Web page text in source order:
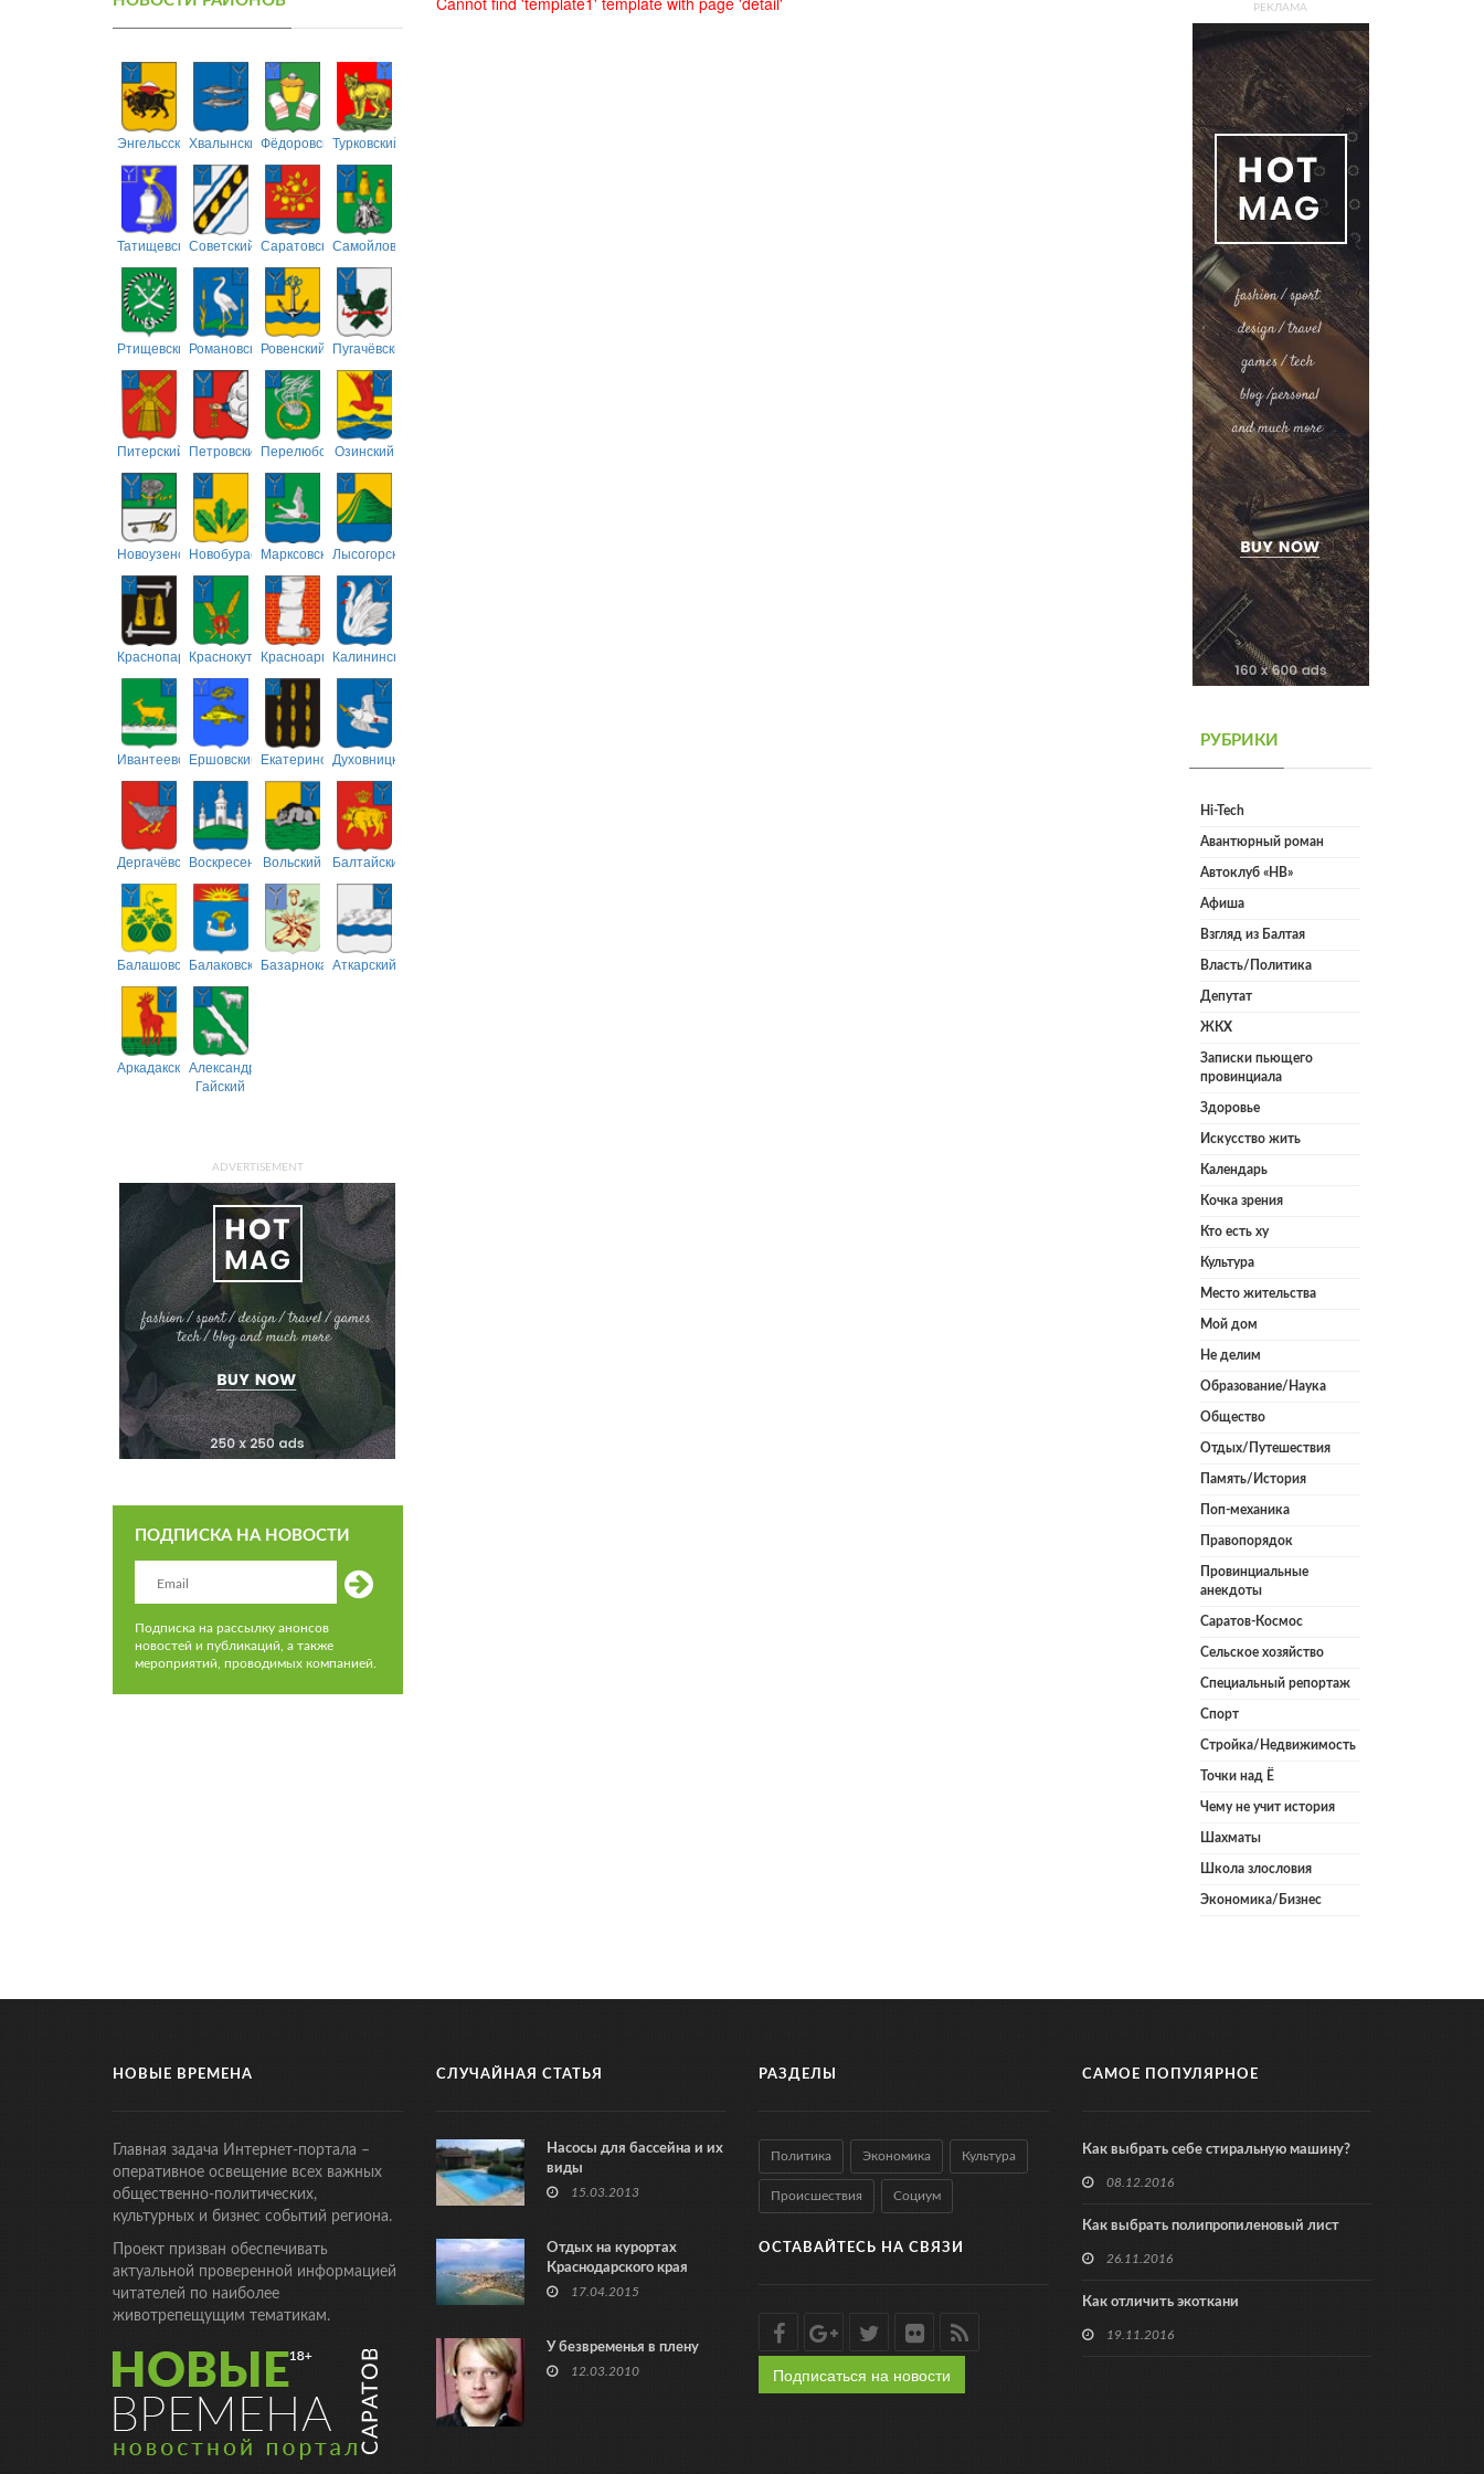
ЭнгельсскийХвалынскийФёдоровскийТурковский
ТатищевскийСоветский СаратовскийСамойловский
РтищевскийРомановскийРовенский Пугачёвский
Питерский ПетровскийПерелюбскийОзинский
НовоузенскийНовобурасскийМарксовскийЛысогорский
Краснопартизанский
КраснокутскийКрасноармейский
Калининский
ИвантеевскийЕршовский ЕкатериновскийДуховницкий
ДергачёвскийВоскресенскийВольский Балтайский
БалашовскийБалаковскийБазарнокарабулакский
Аткарский
АркадакскийАлександрово-
Гайский
ADVERTISEMENT
ПОДПИСКА НА НОВОСТИ
Подписка на рассылку анонсов
новостей и публикаций, а также
мероприятий, проводимых компанией.
РЕКЛАМА
РУБРИКИ
Hi-Tech
Авантюрный роман
Автоклуб «НВ»
Афиша
Взгляд из Балтая
Власть/Политика
Депутат
ЖКХ
Записки пьющего
провинциала
Здоровье
Искусство жить
Календарь
Кочка зрения
Кто есть ху
Культура
Место жительства
Мой дом
Не делим
Образование/Наука
Общество
Отдых/Путешествия
Память/История
Поп-механика
Правопорядок
Провинциальные
анекдоты
Саратов-Космос
Сельское хозяйство
Специальный репортаж
Спорт
Стройка/Недвижимость
Точки над Ё
Чему не учит история
Шахматы
Школа злословия
Экономика/Бизнес
НОВЫЕ ВРЕМЕНА
Главная задача Интернет-портала –
оперативное освещение всех важных
общественно-политических,
культурных и бизнес событий региона.
Проект призван обеспечивать
актуальной проверенной информацией
читателей по наиболее
животрепещущим тематикам.
СЛУЧАЙНАЯ СТАТЬЯ
Насосы для бассейна и их
виды
15.03.2013
Отдых на курортах
Краснодарского края
17.04.2015
У безвременья в плену
12.03.2010
РАЗДЕЛЫ
Политика Экономика Культура
Происшествия Социум
ОСТАВАЙТЕСЬ НА СВЯЗИ
Подписаться на новости
САМОЕ ПОПУЛЯРНОЕ
Как выбрать себе стиральную машину?
08.12.2016
Как выбрать полипропиленовый лист
26.11.2016
Как отличить экоткани
19.11.2016